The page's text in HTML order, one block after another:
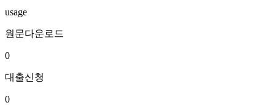
usage
원문다운로드
0
대출신청
0